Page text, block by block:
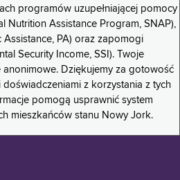
programów uzupełniającej pomocy
Nutrition Assistance Program, SNAP),
PA) oraz zapomogi
Security Income, SSI). Twoje
Dziękujemy za gotowość
z korzystania z tych
pomogą usprawnić system
mieszkańców stanu Nowy Jork.